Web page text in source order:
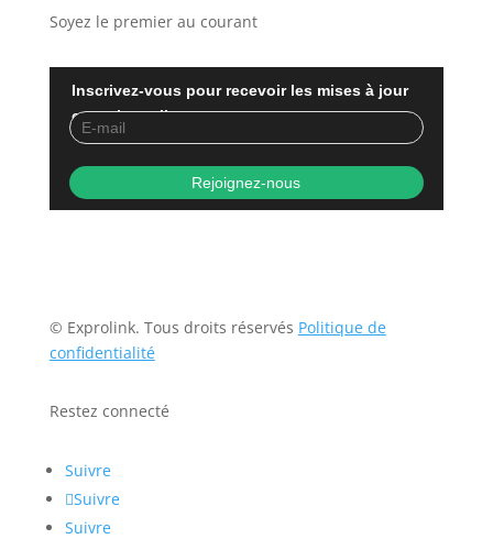
Soyez le premier au courant
Inscrivez-vous pour recevoir les mises à jour
occasionnelles
© Exprolink. Tous droits réservés Politique de
confidentialité
Restez connecté
Suivre
Suivre
Suivre